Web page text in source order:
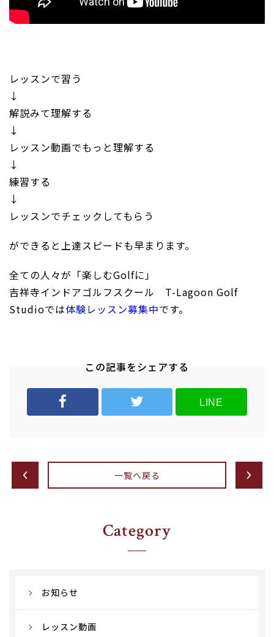
レッスンで習う
↓
解説みて理解する
↓
レッスン動画でもっと理解する
↓
練習する
↓
レッスンでチェックしてもらう
ができると上達スピードも早まります。
全ての人々が「楽しむGolfに」
吉祥寺インドアゴルフスクール T-Lagoon Golf
Studioでは体験レッスン募集中です。
この記事をシェアする
LINE
一覧へ戻る
Category
お知らせ
レッスン動画